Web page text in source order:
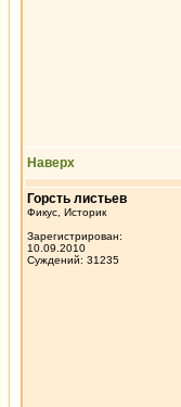
Наверх
Горсть листьев
Фикус, Историк
Зарегистрирован:
10.09.2010
Суждений: 31235